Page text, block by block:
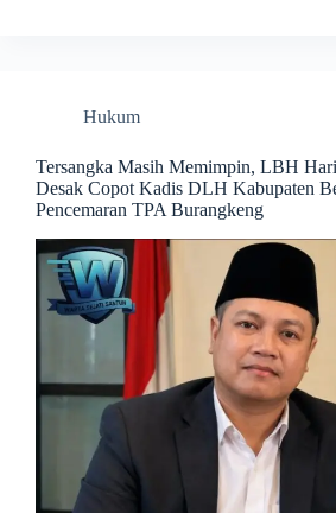
Hukum
Tersangka Masih Memimpin, LBH
Desak Copot Kadis DLH Kabupaten
Pencemaran TPA Burangkeng